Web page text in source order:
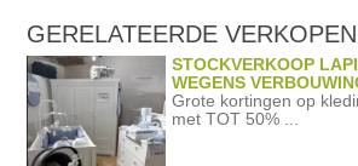
GERELATEERDEVERKOPEN
STOCKVERKOOP
WEGENS
Grote kortingen op
met TOT 50% ...